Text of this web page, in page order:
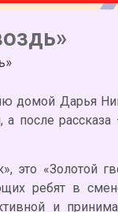
домой Дарья
после рассказа
это «Золотой
ребят в
и